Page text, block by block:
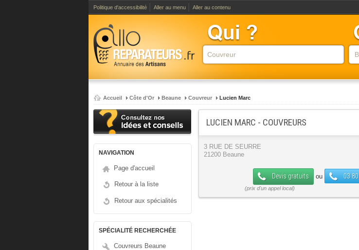
Politique d'accessibilité Aller au menu Aller au contenu
Accueil Côte d'Or Beaune Couvreur Lucien Marc
NAVIGATION
Page d'accueil
Retour à la liste
Retour aux spécialités
SPÉCIALITÉ RECHERCHÉE
Couvreurs Beaune
LUCIEN MARC - COUVREURS
3 RUE DE SEURRE
21200 Beaune
Devis gratuits ou 03